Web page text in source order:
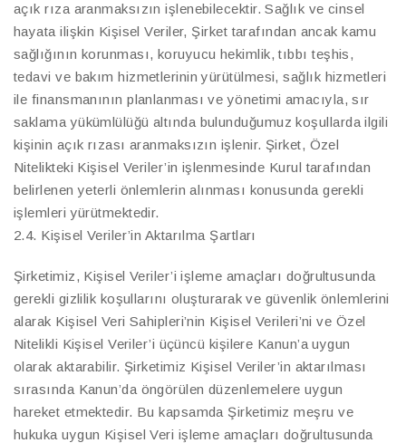
açık rıza aranmaksızın işlenebilecektir. Sağlık ve cinsel
hayata ilişkin Kişisel Veriler, Şirket tarafından ancak kamu
sağlığının korunması, koruyucu hekimlik, tıbbı teşhis,
tedavi ve bakım hizmetlerinin yürütülmesi, sağlık hizmetleri
ile finansmanının planlanması ve yönetimi amacıyla, sır
saklama yükümlülüğü altında bulunduğumuz koşullarda ilgili
kişinin açık rızası aranmaksızın işlenir. Şirket, Özel
Nitelikteki Kişisel Veriler’in işlenmesinde Kurul tarafından
belirlenen yeterli önlemlerin alınması konusunda gerekli
işlemleri yürütmektedir.
2.4. Kişisel Veriler’in Aktarılma Şartları
Şirketimiz, Kişisel Veriler’i işleme amaçları doğrultusunda
gerekli gizlilik koşullarını oluşturarak ve güvenlik önlemlerini
alarak Kişisel Veri Sahipleri’nin Kişisel Verileri’ni ve Özel
Nitelikli Kişisel Veriler’i üçüncü kişilere Kanun’a uygun
olarak aktarabilir. Şirketimiz Kişisel Veriler’in aktarılması
sırasında Kanun’da öngörülen düzenlemelere uygun
hareket etmektedir. Bu kapsamda Şirketimiz meşru ve
hukuka uygun Kişisel Veri işleme amaçları doğrultusunda